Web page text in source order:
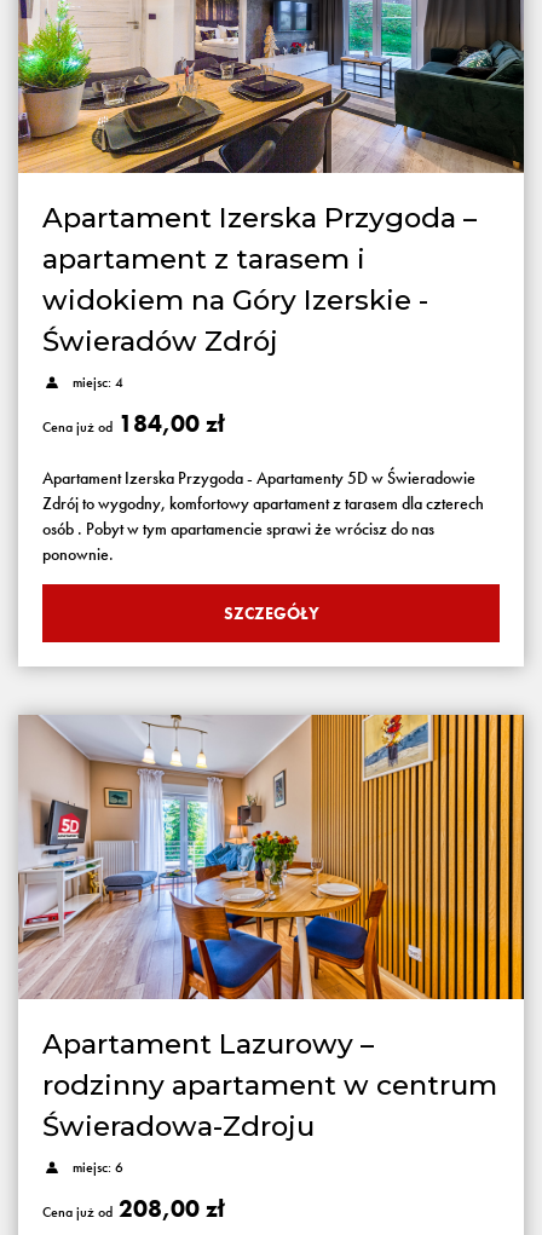
Apartament Izerska Przygoda –
apartament z tarasem i
widokiem na Góry Izerskie -
Świeradów Zdrój
miejsc: 4
Cena już od 184,00 zł
Apartament Izerska Przygoda - Apartamenty 5D w Świeradowie
Zdrój to wygodny, komfortowy apartament z tarasem dla czterech
osób . Pobyt w tym apartamencie sprawi że wrócisz do nas
ponownie.
SZCZEGÓŁY
Apartament Lazurowy –
rodzinny apartament w centrum
Świeradowa-Zdroju
miejsc: 6
Cena już od 208,00 zł